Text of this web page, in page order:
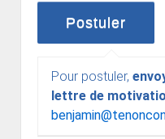
Pour postuler,
lettre de